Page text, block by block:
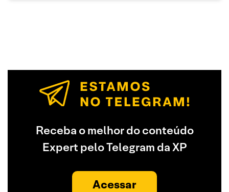
Receba o melhor do conteúdo
Expert pelo Telegram da XP
Acessar